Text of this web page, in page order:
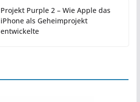
Projekt Purple 2 – Wie Apple das
iPhone als Geheimprojekt
entwickelte